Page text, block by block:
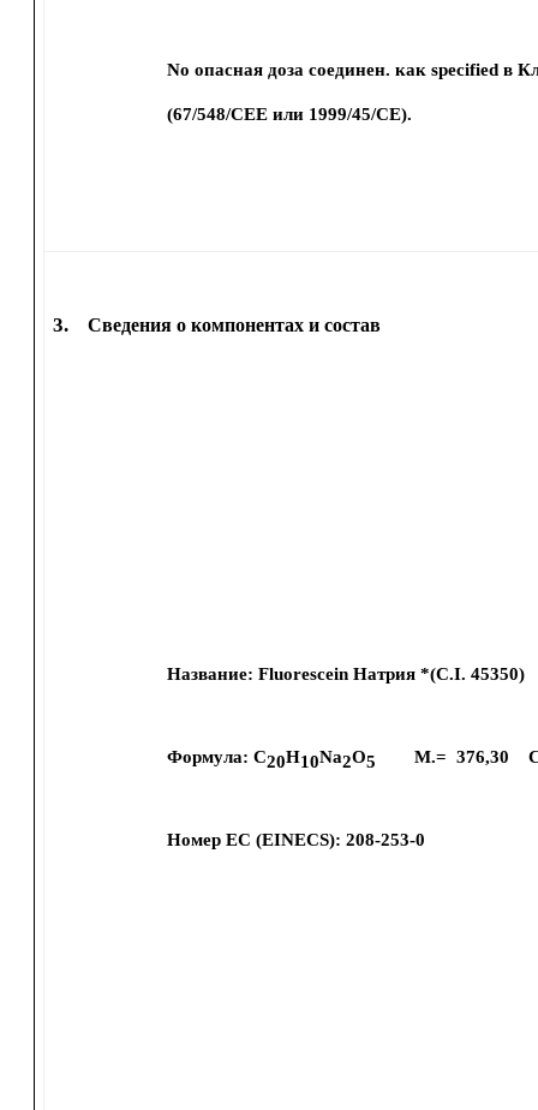
No опасная доза соединен. как specified в
(67/548/CEE или 1999/45/CE).
3. Сведения о компонентах и состав
Название: Fluorescein Натрия *(C.I. 45350)
Формула: C20H10Na2O5 M.= 376,30
Номер ЕС (EINECS): 208-253-0